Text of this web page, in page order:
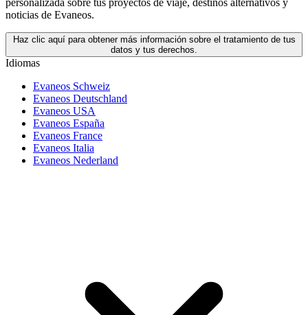
personalizada sobre tus proyectos de viaje, destinos alternativos y
noticias de Evaneos.
Haz clic aquí para obtener más información sobre el tratamiento de tus
datos y tus derechos.
Idiomas
Evaneos Schweiz
Evaneos Deutschland
Evaneos USA
Evaneos España
Evaneos France
Evaneos Italia
Evaneos Nederland